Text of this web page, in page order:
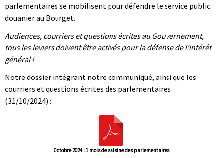
parlementaires se mobilisent pour défendre le service public
douanier au Bourget.
Audiences, courriers et questions écrites au Gouvernement,
tous les leviers doivent être activés pour la défense de l’intérêt
général !
Notre dossier intégrant notre communiqué, ainsi que les
courriers et questions écrites des parlementaires
(31/10/2024) :
Octobre 2024 : 1 mois de saisine des parlementaires